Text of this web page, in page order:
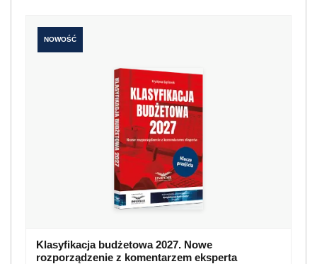
NOWOŚĆ
Klasyfikacja budżetowa 2027. Nowe
rozporządzenie z komentarzem eksperta